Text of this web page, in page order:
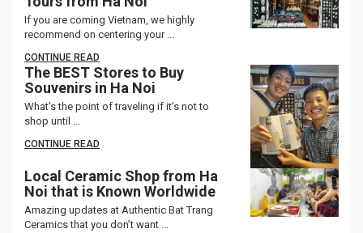
If you are coming Vietnam, we highly
recommend on centering your ...
CONTINUE READ
The BEST Stores to Buy
Souvenirs in Ha Noi
What’s the point of traveling if it’s not to
shop until ...
CONTINUE READ
Local Ceramic Shop from Ha
Noi that is Known Worldwide
Amazing updates at Authentic Bat Trang
Ceramics that you don’t want ...